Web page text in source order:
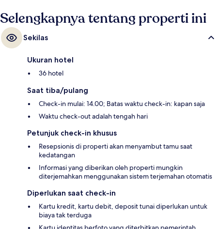
Selengkapnya tentang properti ini
Sekilas
Ukuran hotel
36 hotel
Saat tiba/pulang
Check-in mulai: 14.00; Batas waktu check-in: kapan saja
Waktu check-out adalah tengah hari
Petunjuk check-in khusus
Resepsionis di properti akan menyambut tamu saat
kedatangan
Informasi yang diberikan oleh properti mungkin
diterjemahkan menggunakan sistem terjemahan otomatis
Diperlukan saat check-in
Kartu kredit, kartu debit, deposit tunai diperlukan untuk
biaya tak terduga